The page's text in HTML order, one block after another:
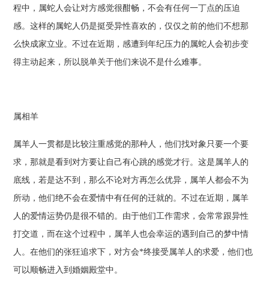
程中，属蛇人会让对方感觉很酣畅，不会有任何一丁点的压迫
感。这样的属蛇人仍是挺受异性喜欢的，仅仅之前的他们不想那
么快成家立业。不过在近期，感遭到年纪压力的属蛇人会初步变
得主动起来，所以脱单关于他们来说不是什么难事。
属相羊
属羊人一贯都是比较注重感觉的那种人，他们找对象只要一个要
求，那就是看到对方要让自己有心跳的感觉才行。这是属羊人的
底线，若是达不到，那么不论对方再怎么优异，属羊人都会不为
所动，他们绝不会在爱情中有任何的迁就的。不过在近期，属羊
人的爱情运势仍是很不错的。由于他们工作需求，会常常跟异性
打交道，而在这个过程中，属羊人也会幸运的遇到自己的梦中情
人。在他们的张狂追求下，对方会*终接受属羊人的求爱，他们也
可以顺畅进入到婚姻殿堂中。